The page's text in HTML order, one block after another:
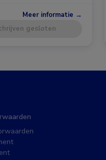
Meer informatie →
gesloten